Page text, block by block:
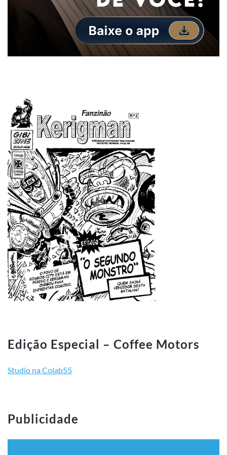
Edição Especial – Coffee Motors
Studio na Colab55
Publicidade